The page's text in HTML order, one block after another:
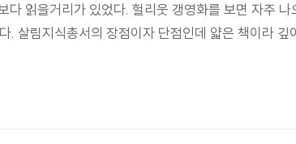
읽을거리가 있었다. 헐리웃 갱영화를 보면 자주 나
살림지식총서의 장점이자 단점인데 얇은 책이라